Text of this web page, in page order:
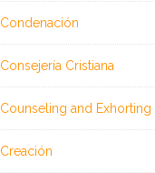
Condenación
Consejería Cristiana
Counseling and Exhorting
Creación